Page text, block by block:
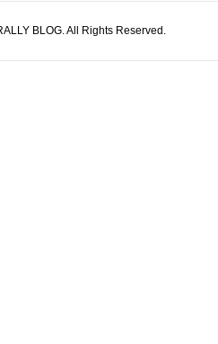
BLOG. All Rights Reserved.